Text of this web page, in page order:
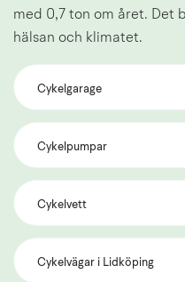
med 0,7 ton om året. Det
hälsan och klimatet.
Cykelgarage
Cykelpumpar
Cykelvett
Cykelvägar i Lidköping